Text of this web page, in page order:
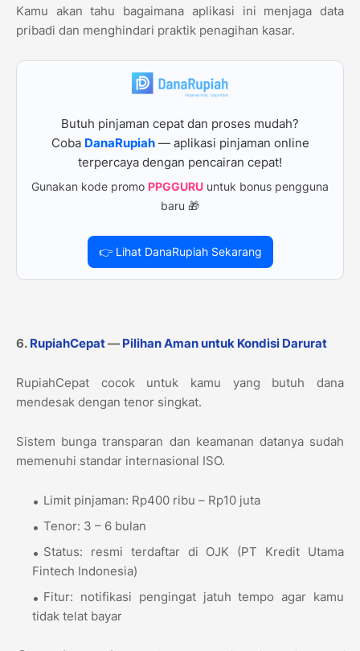
Kamu akan tahu bagaimana aplikasi ini menjaga data
pribadi dan menghindari praktik penagihan kasar.
Butuh pinjaman cepat dan proses mudah?
Coba DanaRupiah— aplikasi pinjaman online
terpercaya dengan pencairan cepat!
Gunakan kode promo PPGGURU untuk bonus pengguna
baru 🎁
👉 Lihat DanaRupiah Sekarang
6. RupiahCepat— Pilihan Aman untuk Kondisi Darurat
RupiahCepat cocok untuk kamu yang butuh dana
mendesak dengan tenor singkat.
Sistem bunga transparan dan keamanan datanya sudah
memenuhi standar internasional ISO.
Limit pinjaman: Rp400 ribu – Rp10 juta
Tenor: 3 – 6 bulan
Status: resmi terdaftar di OJK (PT Kredit Utama
Fintech Indonesia)
Fitur: notifikasi pengingat jatuh tempo agar kamu
tidak telat bayar